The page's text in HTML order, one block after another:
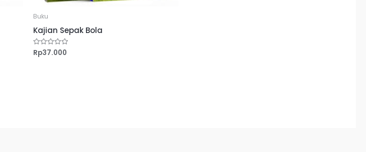
Buku
Kajian Sepak Bola
Dinilai
0
Rp37.000